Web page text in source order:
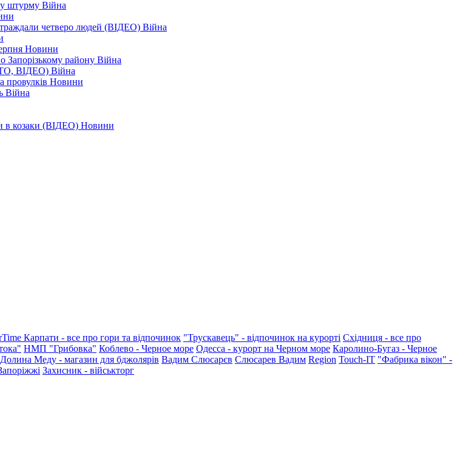
штурму Війна
четверо людей (ВІДЕО) Війна
Новини
Запорізькому району Війна
ВІДЕО) Війна
провулків Новини
Війна
в козаки (ВІДЕО) Новини
Карпати - все про гори та відпочинок "Трускавець" - відпочинок на курорті Східниця - все про
НМП "Грибовка" Коблево - Черное море Одесса - курорт на Черном море Каролино-Бугаз - Черное
Долина Меду - магазин для бджолярів Вадим Слюсарєв Слюсарев Вадим Region Touch-IT "Фабрика вікон" -
Захисник - військторг